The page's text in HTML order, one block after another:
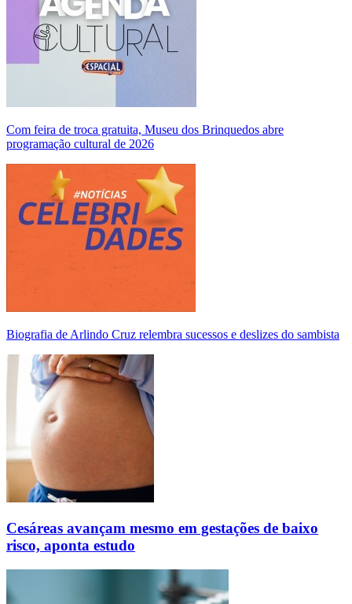
Com feira de troca gratuita, Museu dos Brinquedos abre
programação cultural de 2026
Biografia de Arlindo Cruz relembra sucessos e deslizes do sambista
Cesáreas avançam mesmo em gestações de baixo
risco, aponta estudo